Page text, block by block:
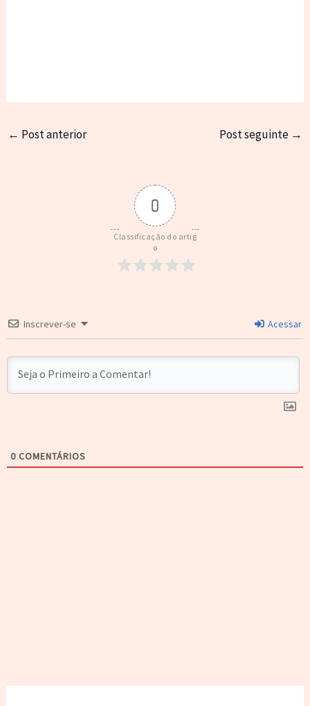
← Post anterior Post seguinte →
0
Classificação do artig
o
Inscrever-se Acessar
0 COMENTÁRIOS